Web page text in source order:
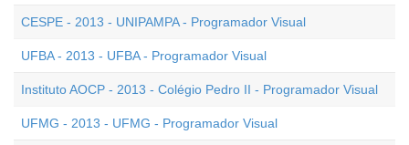
CESPE - 2013 - UNIPAMPA - Programador Visual
UFBA - 2013 - UFBA - Programador Visual
Instituto AOCP - 2013 - Colégio Pedro II - Programador Visual
UFMG - 2013 - UFMG - Programador Visual